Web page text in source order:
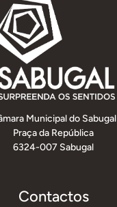
Municipal do Sabugal
Praça da República
6324-007 Sabugal
Contactos